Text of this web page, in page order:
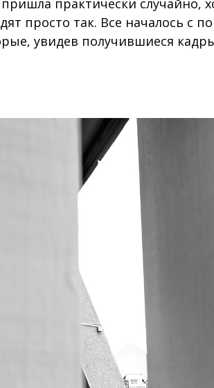
практически случайно,
просто так. Все началось с
увидев получившиеся